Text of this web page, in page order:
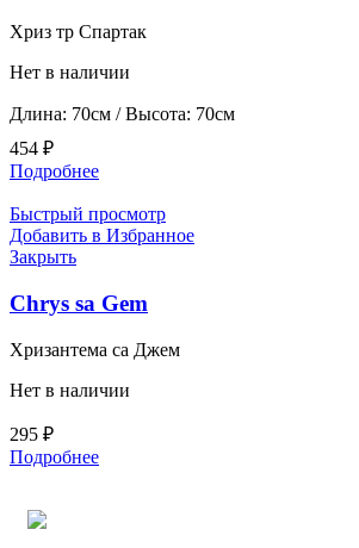
Хриз тр Спартак
Нет в наличии
Длина: 70см / Высота: 70см
454 ₽
Подробнее
Быстрый просмотр
Добавить в Избранное
Закрыть
Chrys sa Gem
Хризантема са Джем
Нет в наличии
295 ₽
Подробнее